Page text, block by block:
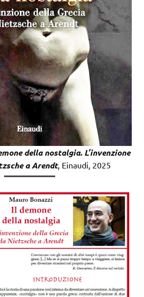
della nostalgia. L’invenzione
a Arendt, Einaudi, 2025